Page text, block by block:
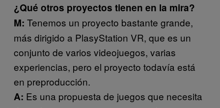
¿Qué otros proyectos tienen en la mira?
M: Tenemos un proyecto bastante grande,
más dirigido a PlasyStation VR, que es un
conjunto de varios videojuegos, varias
experiencias, pero el proyecto todavía está
en preproducción.
A: Es una propuesta de juegos que necesita